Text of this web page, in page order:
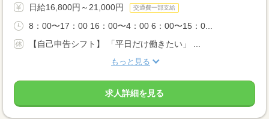
日給16,800円～21,000円 交通費一部支給
8：00〜17：00 16：00〜4：00 6：00〜15：0...
【自己申告シフト】 「平日だけ働きたい」 ...
もっと見る
求人詳細を見る